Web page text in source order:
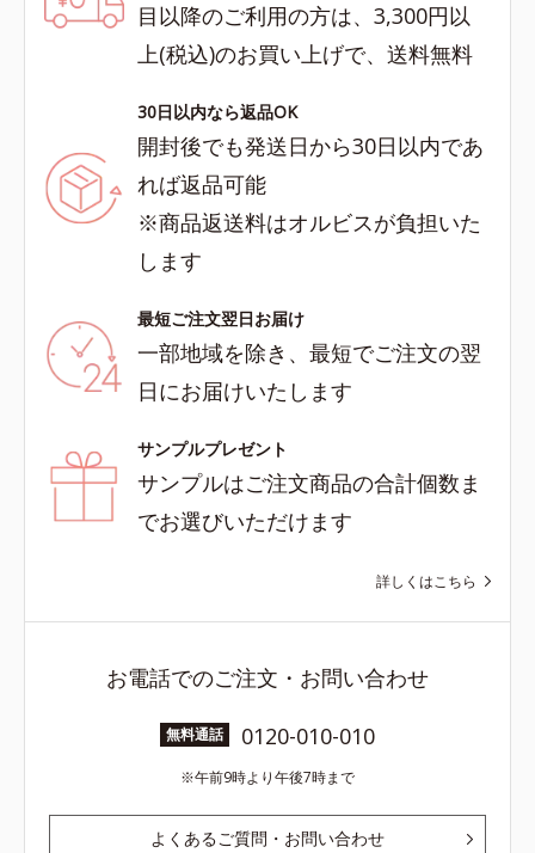
目以降のご利用の方は、3,300円以
上(税込)のお買い上げで、送料無料
30日以内なら返品OK
開封後でも発送日から30日以内であ
れば返品可能
※商品返送料はオルビスが負担いた
します
最短ご注文翌日お届け
一部地域を除き、最短でご注文の翌
日にお届けいたします
サンプルプレゼント
サンプルはご注文商品の合計個数ま
でお選びいただけます
詳しくはこちら
お電話でのご注文・お問い合わせ
無料通話 0120-010-010
午前9時より午後7時まで
よくあるご質問・お問い合わせ